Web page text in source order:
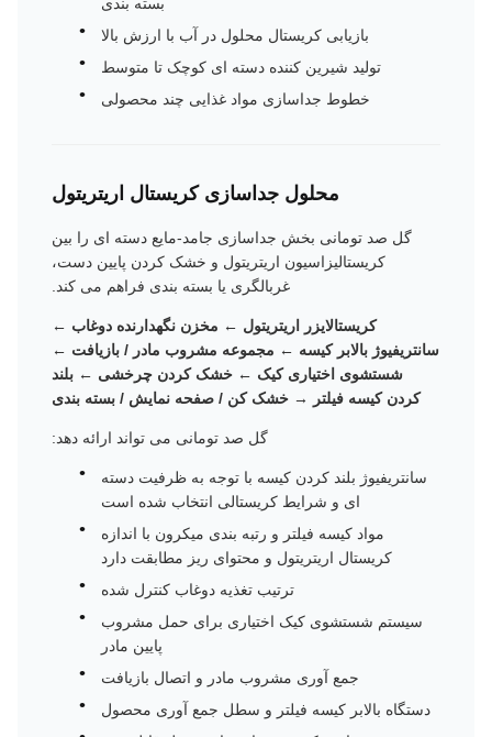
بازیابی کریستال محلول در آب با ارزش بالا
تولید شیرین کننده دسته ای کوچک تا متوسط
خطوط جداسازی مواد غذایی چند محصولی
محلول جداسازی کریستال اریتریتول
گل صد تومانی بخش جداسازی جامد-مایع دسته ای را بین
کریستالیزاسیون اریتریتول و خشک کردن پایین دست،
غربالگری یا بسته بندی فراهم می کند.
کریستالایزر اریتریتول ← مخزن نگهدارنده دوغاب ←
سانتریفیوژ بالابر کیسه ← مجموعه مشروب مادر / بازیافت ←
شستشوی اختیاری کیک ← خشک کردن چرخشی ← بلند
کردن کیسه فیلتر → خشک کن / صفحه نمایش / بسته بندی
گل صد تومانی می تواند ارائه دهد:
سانتریفیوژ بلند کردن کیسه با توجه به ظرفیت دسته
ای و شرایط کریستالی انتخاب شده است
مواد کیسه فیلتر و رتبه بندی میکرون با اندازه
کریستال اریتریتول و محتوای ریز مطابقت دارد
ترتیب تغذیه دوغاب کنترل شده
سیستم شستشوی کیک اختیاری برای حمل مشروب
پایین مادر
جمع آوری مشروب مادر و اتصال بازیافت
دستگاه بالابر کیسه فیلتر و سطل جمع آوری محصول